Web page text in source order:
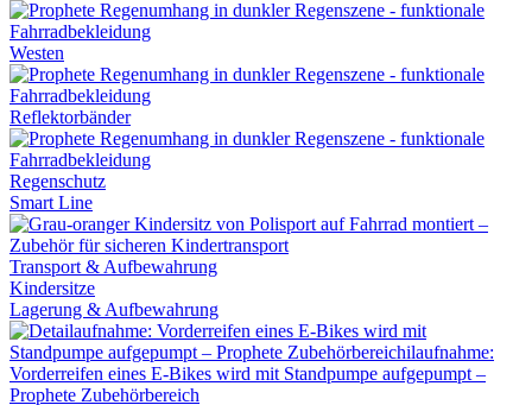
Westen
Reflektorbänder
Regenschutz
Smart Line
Transport & Aufbewahrung
Kindersitze
Lagerung & Aufbewahrung